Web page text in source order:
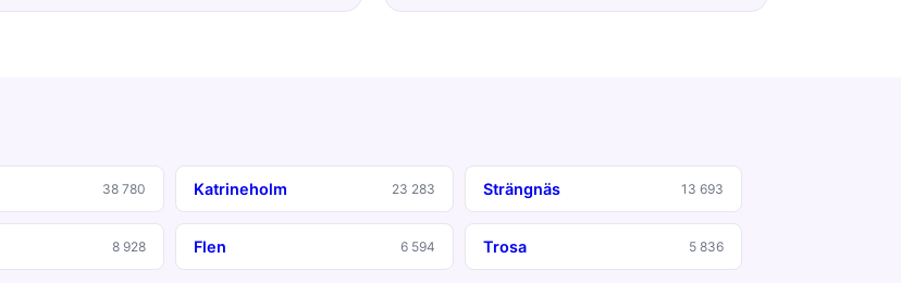
38 780 Katrineholm 23 283 Strängnäs 13 693
8 928 Flen 6 594 Trosa 5 836